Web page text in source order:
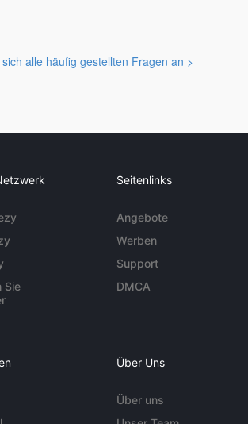
alle häufig gestellten Fragen an >
Sie
Seitenlinks
Angebote
Werben
Support
DMCA
Über Uns
Über uns